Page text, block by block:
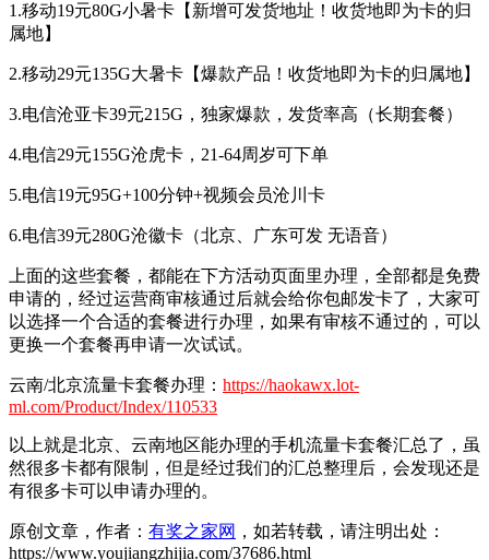
1.移动19元80G小暑卡【新增可发货地址！收货地即为卡的归
属地】
2.移动29元135G大暑卡【爆款产品！收货地即为卡的归属地】
3.电信沧亚卡39元215G，独家爆款，发货率高（长期套餐）
4.电信29元155G沧虎卡，21-64周岁可下单
5.电信19元95G+100分钟+视频会员沧川卡
6.电信39元280G沧徽卡（北京、广东可发 无语音）
上面的这些套餐，都能在下方活动页面里办理，全部都是免费
申请的，经过运营商审核通过后就会给你包邮发卡了，大家可
以选择一个合适的套餐进行办理，如果有审核不通过的，可以
更换一个套餐再申请一次试试。
云南/北京流量卡套餐办理： https://haokawx.lot-
ml.com/Product/Index/110533
以上就是北京、云南地区能办理的手机流量卡套餐汇总了，虽
然很多卡都有限制，但是经过我们的汇总整理后，会发现还是
有很多卡可以申请办理的。
原创文章，作者： 有奖之家网 ，如若转载，请注明出处：
https://www.youjiangzhijia.com/37686.html